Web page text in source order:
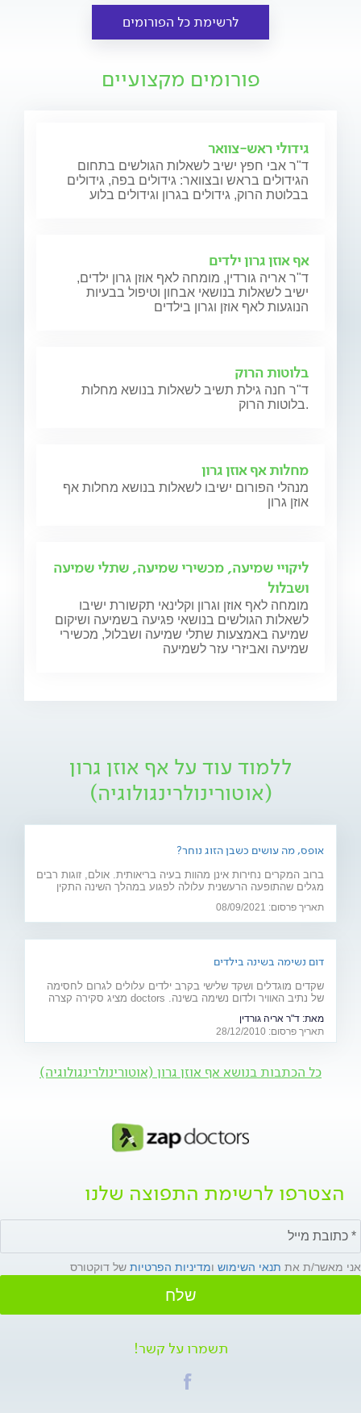
לרשימת כל הפורומים
פורומים מקצועיים
גידולי ראש-צוואר
ד"ר אבי חפץ ישיב לשאלות הגולשים בתחום
הגידולים בראש ובצוואר: גידולים בפה, גידולים
בבלוטת הרוק, גידולים בגרון וגידולים בלוע
אף אוזן גרון ילדים
ד"ר אריה גורדין, מומחה לאף אוזן גרון ילדים,
ישיב לשאלות בנושאי אבחון וטיפול בבעיות
הנוגעות לאף אוזן וגרון בילדים
בלוטות הרוק
ד"ר חנה גילת תשיב לשאלות בנושא מחלות
בלוטות הרוק.
מחלות אף אוזן גרון
מנהלי הפורום ישיבו לשאלות בנושא מחלות אף
אוזן גרון
ליקויי שמיעה, מכשירי שמיעה, שתלי שמיעה
ושבלול
מומחה לאף אוזן וגרון וקלינאי תקשורת ישיבו
לשאלות הגולשים בנושאי פגיעה בשמיעה ושיקום
שמיעה באמצעות שתלי שמיעה ושבלול, מכשירי
שמיעה ואביזרי עזר לשמיעה
ללמוד עוד על אף אוזן גרון
(אוטורינולרינגולוגיה)
אופס, מה עושים כשבן הזוג נוחר?
ברוב המקרים נחירות אינן מהוות בעיה בריאותית. אולם, זוגות רבים
מגלים שהתופעה הרעשנית עלולה לפגוע במהלך השינה התקין
נחירה הופכת לבעיה רפואית? שימו לב
תאריך פרסום: 08/09/2021
דום נשימה בשינה בילדים
שקדים מוגדלים ושקד שלישי בקרב ילדים עלולים לגרום לחסימה
של נתיב האוויר ולדום נשימה בשינה. doctors מציג סקירה קצרה
מאת: ד"ר אריה גורדין
תאריך פרסום: 28/12/2010
כל הכתבות בנושא אף אוזן גרון (אוטורינולרינגולוגיה)
הצטרפו לרשימת התפוצה שלנו
אני מאשר/ת את תנאי השימוש ומדיניות הפרטיות של דוקטורס
שלח
תשמרו על קשר!